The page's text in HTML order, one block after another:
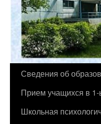
Перейти
содержимому
Сведения об
Прием учащихся в 1-
Школьная